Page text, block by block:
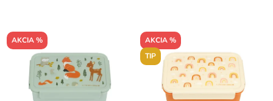
AKCIA %
AKCIA %
TIP